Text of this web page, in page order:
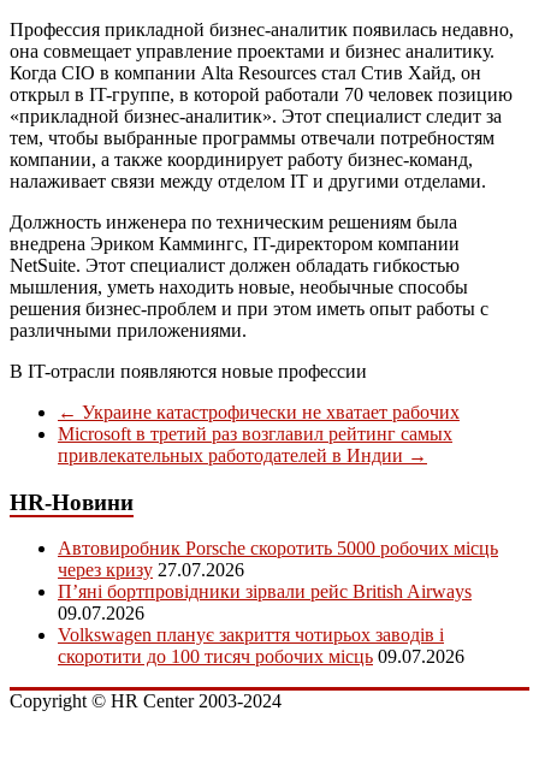
Профессия прикладной бизнес-аналитик появилась недавно,
она совмещает управление проектами и бизнес аналитику.
Когда CIO в компании Alta Resources стал Стив Хайд, он
открыл в IT-группе, в которой работали 70 человек позицию
«прикладной бизнес-аналитик». Этот специалист следит за
тем, чтобы выбранные программы отвечали потребностям
компании, а также координирует работу бизнес-команд,
налаживает связи между отделом IT и другими отделами.
Должность инженера по техническим решениям была
внедрена Эриком Каммингс, IT-директором компании
NetSuite. Этот специалист должен обладать гибкостью
мышления, уметь находить новые, необычные способы
решения бизнес-проблем и при этом иметь опыт работы с
различными приложениями.
В IT-отрасли появляются новые профессии
← Украине катастрофически не хватает рабочих
Microsoft в третий раз возглавил рейтинг самых
привлекательных работодателей в Индии →
HR-Новини
Автовиробник Porsche скоротить 5000 робочих місць
через кризу 27.07.2026
П’яні бортпровідники зірвали рейс British Airways
09.07.2026
Volkswagen планує закриття чотирьох заводів і
скоротити до 100 тисяч робочих місць 09.07.2026
Copyright © HR Center 2003-2024